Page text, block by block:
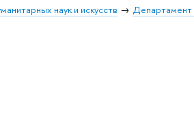
наук и искусств Департамент